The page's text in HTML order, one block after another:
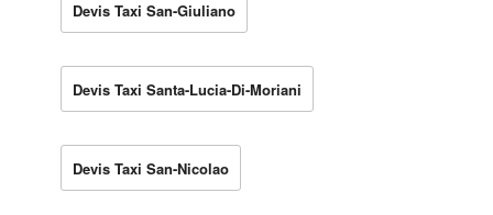
Devis Taxi San-Giuliano
Devis Taxi Santa-Lucia-Di-Moriani
Devis Taxi San-Nicolao